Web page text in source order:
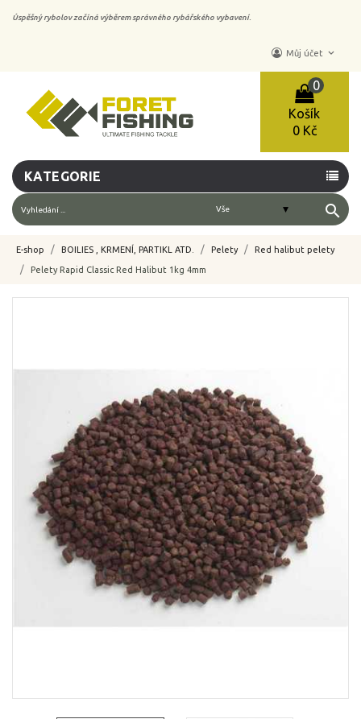
Úspěšný rybolov začíná výběrem správného rybářského vybavení.
Můj účet keyboard_arrow_down
Košík
0
0 Kč
KATEGORIE
search
E-shop BOILIES , KRMENÍ, PARTIKL ATD. Pelety Red halibut pelety
Pelety Rapid Classic Red Halibut 1kg 4mm